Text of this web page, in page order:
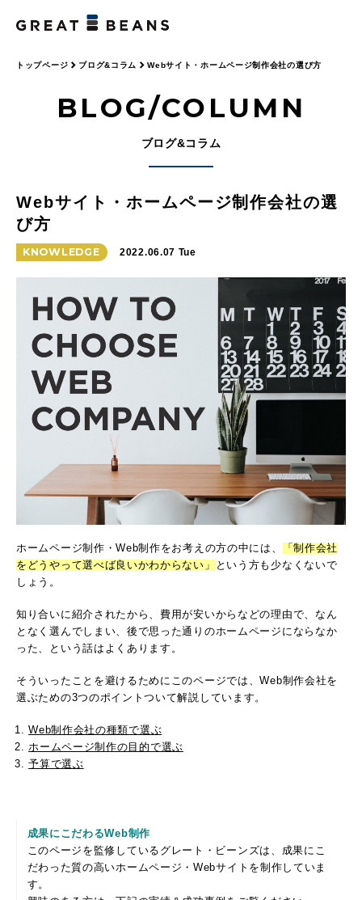
トップページ ブログ&コラム Webサイト・ホームページ制作会社の選び方
BLOG/COLUMN
ブログ&コラム
Webサイト・ホームページ制作会社の選
び方
KNOWLEDGE 2022.06.07 Tue
ホームページ制作・Web制作をお考えの方の中には、
「制作会社
をどうやって選べば良いかわからない」
という方も少なくないで
しょう。
知り合いに紹介されたから、費用が安いからなどの理由で、なん
となく選んでしまい、後で思った通りのホームページにならなか
った、という話はよくあります。
そういったことを避けるためにこのページでは、Web制作会社を
選ぶための3つのポイントついて解説しています。
Web制作会社の種類で選ぶ
ホームページ制作の目的で選ぶ
予算で選ぶ
成果にこだわるWeb制作
このページを監修しているグレート・ビーンズは、成果にこ
だわった質の高いホームページ・Webサイトを制作していま
す。